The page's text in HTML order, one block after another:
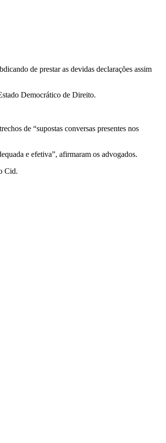
de prestar as devidas declarações assim
Democrático de Direito.
de “supostas conversas presentes nos
e efetiva”, afirmaram os advogados.
Cid.